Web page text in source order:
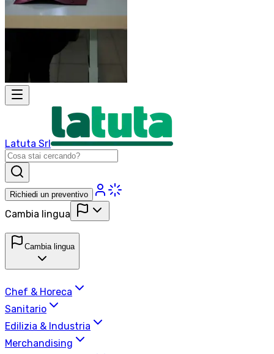
Latuta Srl
Richiedi un preventivo
Cambia lingua
Cambia lingua
Chef & Horeca
Sanitario
Edilizia & Industria
Merchandising